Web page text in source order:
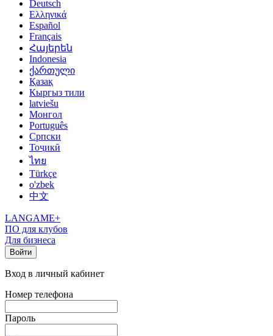
Deutsch
Ελληνικά
Español
Français
Հայերեն
Indonesia
ქართული
Қазақ
Кыргыз тили
latviešu
Монгол
Português
Српски
Тоҷикӣ
ไทย
Türkçe
o'zbek
中文
LANGAME+
ПО для клубов
Для бизнеса
Войти
Вход в личный кабинет
Номер телефона
Пароль